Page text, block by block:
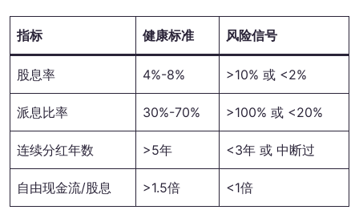
指标 健康标准 风险信号
股息率 4%-8% >10% 或 <2%
派息比率 30%-70% >100% 或 <20%
连续分红年数 >5年 <3年 或 中断过
自由现金流/股息 >1.5倍 <1倍